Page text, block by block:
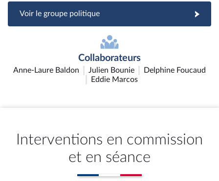
Voir le groupe politique
Collaborateurs
Anne-Laure Baldon Julien Bounie
Delphine Foucaud
Eddie Marcos
Interventions en commission
et en séance